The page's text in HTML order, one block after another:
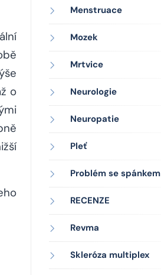
o
Menstruace
Mozek
Mrtvice
Neurologie
Neuropatie
Pleť
Problém se spánkem
RECENZE
Revma
Skleróza multiplex